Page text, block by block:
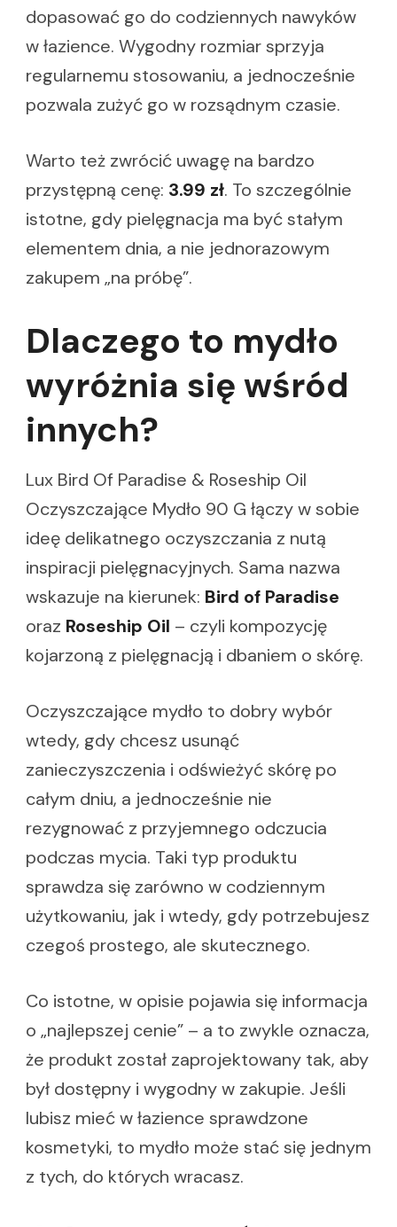
dopasować go do codziennych nawyków
w łazience. Wygodny rozmiar sprzyja
regularnemu stosowaniu, a jednocześnie
pozwala zużyć go w rozsądnym czasie.
Warto też zwrócić uwagę na bardzo
przystępną cenę: 3.99 zł. To szczególnie
istotne, gdy pielęgnacja ma być stałym
elementem dnia, a nie jednorazowym
zakupem „na próbę”.
Dlaczego to mydło
wyróżnia się wśród
innych?
Lux Bird Of Paradise & Roseship Oil
Oczyszczające Mydło 90 G łączy w sobie
ideę delikatnego oczyszczania z nutą
inspiracji pielęgnacyjnych. Sama nazwa
wskazuje na kierunek: Bird of Paradise
oraz Roseship Oil – czyli kompozycję
kojarzoną z pielęgnacją i dbaniem o skórę.
Oczyszczające mydło to dobry wybór
wtedy, gdy chcesz usunąć
zanieczyszczenia i odświeżyć skórę po
całym dniu, a jednocześnie nie
rezygnować z przyjemnego odczucia
podczas mycia. Taki typ produktu
sprawdza się zarówno w codziennym
użytkowaniu, jak i wtedy, gdy potrzebujesz
czegoś prostego, ale skutecznego.
Co istotne, w opisie pojawia się informacja
o „najlepszej cenie” – a to zwykle oznacza,
że produkt został zaprojektowany tak, aby
był dostępny i wygodny w zakupie. Jeśli
lubisz mieć w łazience sprawdzone
kosmetyki, to mydło może stać się jednym
z tych, do których wracasz.